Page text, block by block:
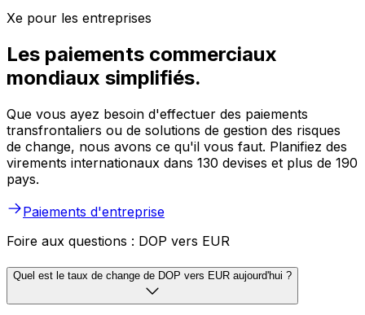
Xe pour les entreprises
Les paiements commerciaux
mondiaux simplifiés.
Que vous ayez besoin d'effectuer des paiements
transfrontaliers ou de solutions de gestion des risques
de change, nous avons ce qu'il vous faut. Planifiez des
virements internationaux dans 130 devises et plus de 190
pays.
Paiements d'entreprise
Foire aux questions : DOP vers EUR
Quel est le taux de change de DOP vers EUR aujourd'hui ?